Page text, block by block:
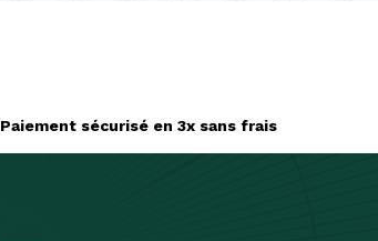
Paiement sécurisé en 3x sans frais